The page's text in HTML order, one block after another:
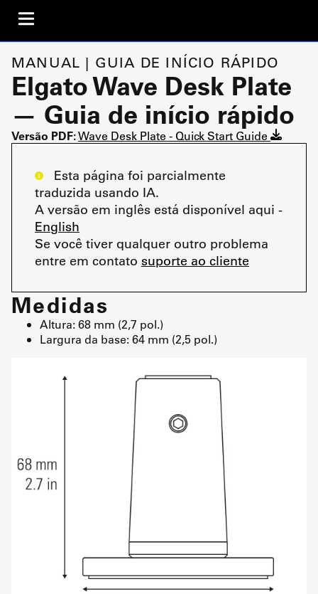
MANUAL | GUIA DE INÍCIO RÁPIDO
Elgato Wave Desk Plate
— Guia de início rápido
Versão PDF:Wave Desk Plate - Quick Start Guide
Esta página foi parcialmente
traduzida usando IA.
A versão em inglês está disponível aqui -
English
Se você tiver qualquer outro problema
entre em contato suporte ao cliente
Medidas
Altura: 68 mm (2,7 pol.)
Largura da base: 64 mm (2,5 pol.)